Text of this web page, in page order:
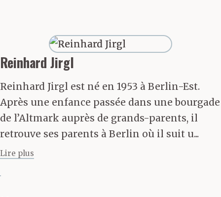
traîne nonchalante le
long des maisons
fournaises – sur
l’asfalte pâteux – à
travers le bloc vitreux
de Ville&sueur. Des
Reinhard Jirgl
Reinhard Jirgl est né en 1953 à Berlin-Est.
Après une enfance passée dans une bourgade
de l’Altmark auprès de grands-parents, il
retrouve ses parents à Berlin où il suit u...
Lire plus